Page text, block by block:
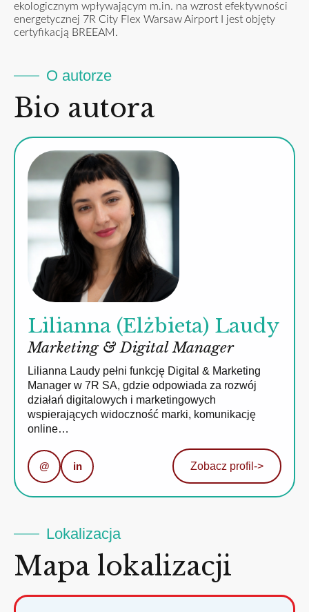
ekologicznym wpływającym m.in. na wzrost efektywności
energetycznej 7R City Flex Warsaw Airport I jest objęty
certyfikacją BREEAM.
O autorze
Bio autora
Lilianna (Elżbieta) Laudy
Marketing & Digital Manager
Lilianna Laudy pełni funkcję Digital & Marketing
Manager w 7R SA, gdzie odpowiada za rozwój
działań digitalowych i marketingowych
wspierających widoczność marki, komunikację
online…
@ in Zobacz profil ->
Lokalizacja
Mapa lokalizacji